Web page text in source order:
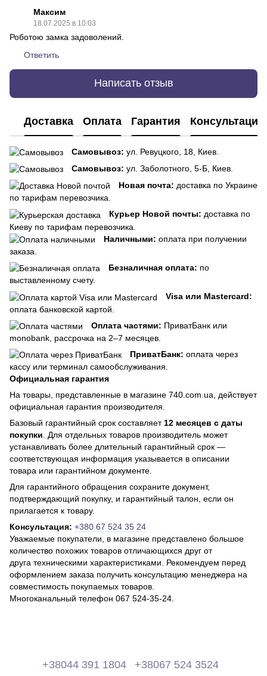
Максим
18.07.2025 в 10:03
Роботою замка задоволений.
Ответить
Написать отзыв
Доставка Оплата Гарантия Консультация
Самовывоз: ул. Ревуцкого, 18, Киев.
Самовывоз: ул. Заболотного, 5-Б, Киев.
Новая почта: доставка по Украине
по тарифам перевозчика.
Курьер Новой почты: доставка по
Киеву по тарифам перевозчика.
Наличными: оплата при получении
заказа.
Безналичная оплата: по
выставленному счету.
Visa или Mastercard:
оплата банковской картой.
Оплата частями: ПриватБанк или
monobank, рассрочка на 2–7 месяцев.
ПриватБанк: оплата через
кассу или терминал самообслуживания.
Официальная гарантия
На товары, представленные в магазине 740.com.ua, действует
официальная гарантия производителя.
Базовый гарантийный срок составляет12 месяцев с даты
покупки. Для отдельных товаров производитель может
устанавливать более длительный гарантийный срок —
соответствующая информация указывается в описании
товара или гарантийном документе.
Для гарантийного обращения сохраните документ,
подтверждающий покупку, и гарантийный талон, если он
прилагается к товару.
Консультация: +380 67 524 35 24
Уважаемые покупатели, в магазине представлено большое
количество похожих товаров отличающихся друг от
друга техническими характеристиками. Рекомендуем перед
оформлением заказа получить консультацию менеджера на
совместимость покупаемых товаров.
Многоканальный телефон 067 524-35-24.
+38044 391 1804 +38067 524 3524